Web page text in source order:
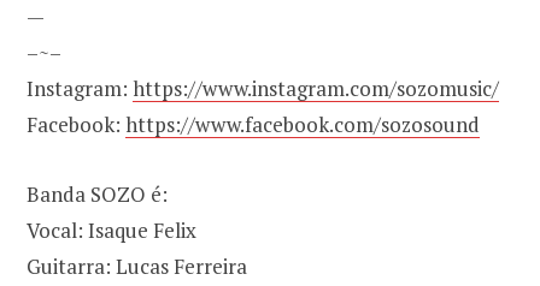
—
–~–
Instagram: https://www.instagram.com/sozomusic/
Facebook: https://www.facebook.com/sozosound
Banda SOZO é:
Vocal: Isaque Felix
Guitarra: Lucas Ferreira